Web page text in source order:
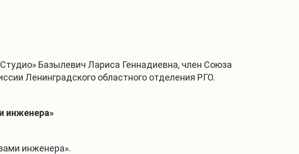
Базылевич Лариса Геннадиевна, член Союза
Ленинградского областного отделения РГО.
инженера»
инженера».